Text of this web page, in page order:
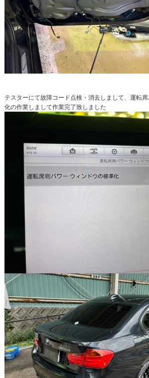
テスターにて故障コード点検・消去しまして、運転
化の作業しまして作業完了致しました